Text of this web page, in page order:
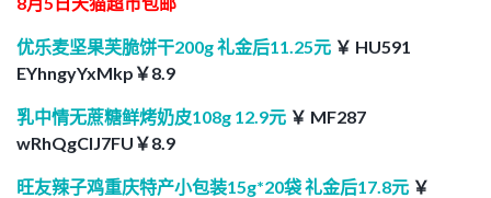
优乐麦坚果芙脆饼干200g 礼金后11.25元 ￥ HU591
EYhngyYxMkp￥8.9
乳中情无蔗糖鲜烤奶皮108g 12.9元 ￥ MF287
wRhQgCIJ7FU￥8.9
旺友辣子鸡重庆特产小包装15g*20袋 礼金后17.8元 ￥